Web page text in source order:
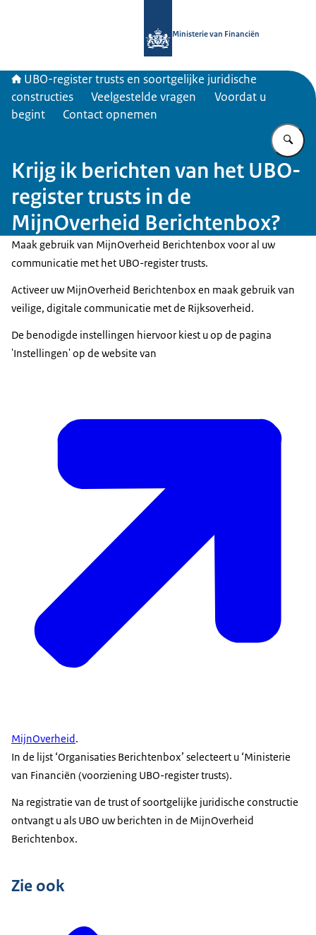
Ministerie van Financiën
UBO-register trusts en soortgelijke juridische
constructies
Veelgestelde vragen
Voordat u
begint
Contact opnemen
Krijg ik berichten van het UBO-
register trusts in de
MijnOverheid Berichtenbox?
Maak gebruik van MijnOverheid Berichtenbox voor al uw
communicatie met het UBO-register trusts.
Activeer uw MijnOverheid Berichtenbox en maak gebruik van
veilige, digitale communicatie met de Rijksoverheid.
De benodigde instellingen hiervoor kiest u op de pagina
'Instellingen' op de website van
MijnOverheid.
In de lijst ‘Organisaties Berichtenbox’ selecteert u ‘Ministerie
van Financiën (voorziening UBO-register trusts).
Na registratie van de trust of soortgelijke juridische constructie
ontvangt u als UBO uw berichten in de MijnOverheid
Berichtenbox.
Zie ook